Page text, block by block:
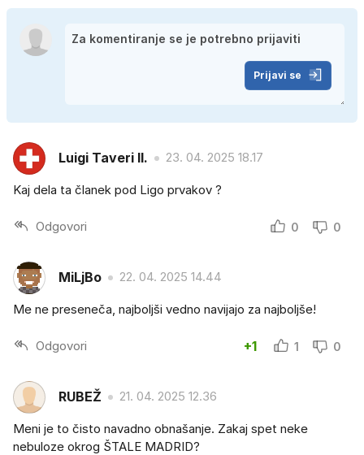
Prijavi se
Luigi Taveri II. 23. 04. 2025 18.17
Kaj dela ta članek pod Ligo prvakov ?
Odgovori 0 0
MiLjBo 22. 04. 2025 14.44
Me ne preseneča, najboljši vedno navijajo za najboljše!
Odgovori +1 1 0
RUBEŽ 21. 04. 2025 12.36
Meni je to čisto navadno obnašanje. Zakaj spet neke
nebuloze okrog ŠTALE MADRID?